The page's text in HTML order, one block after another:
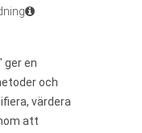
ger en
och
värdera
att